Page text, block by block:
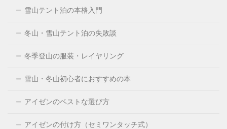
雪山テント泊の本格入門
冬山・雪山テント泊の失敗談
冬季登山の服装・レイヤリング
雪山・冬山初心者におすすめの本
アイゼンのベストな選び方
アイゼンの付け方（セミワンタッチ式）